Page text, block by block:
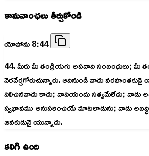
కామవాంఛలు తీర్చుకోండి
యోహాను 8:44
44. మీరు మీ తండ్రియగు అపవాది సంబంధులు; మీ
నెరవేర్చగోరుచున్నారు. ఆదినుండి వాడు
నిలిచినవాడు కాడు; వానియందు సత్యమేలేదు; వాడు
స్వభావము అనుసరించియే మాటలాడును; వాడు
జనకుడునై యున్నాడు.
కలిగి ఉంది